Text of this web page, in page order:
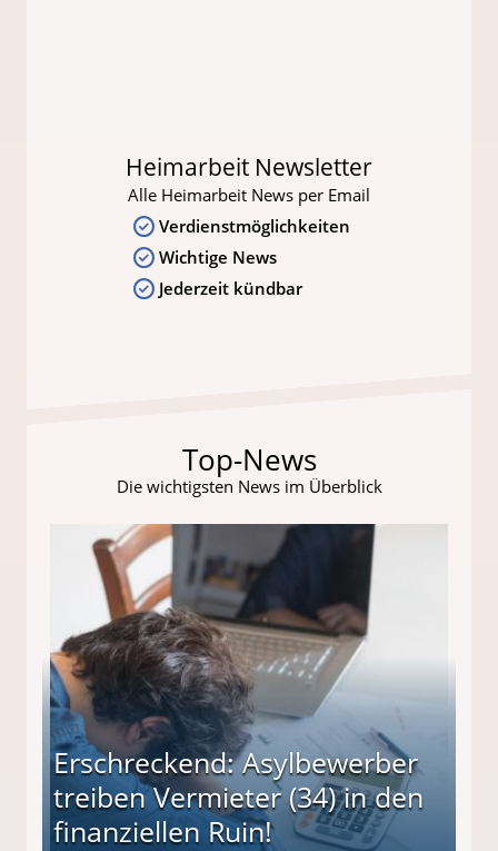
Heimarbeit Newsletter
Alle Heimarbeit News per Email
Verdienstmöglichkeiten
Wichtige News
Jederzeit kündbar
Top-News
Die wichtigsten News im Überblick
Erschreckend: Asylbewerber
treiben Vermieter (34) in den
finanziellen Ruin!